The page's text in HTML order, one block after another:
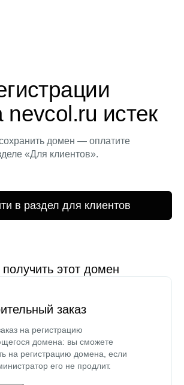
истек
домен — оплатите
«Для клиентов».
в раздел для клиентов
получить этот домен
заказ
на регистрацию
домена: вы сможете
на регистрацию домена, если
его не продлит.